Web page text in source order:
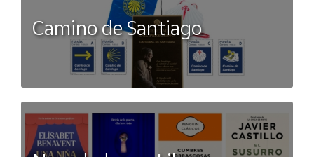
Camino de Santiago